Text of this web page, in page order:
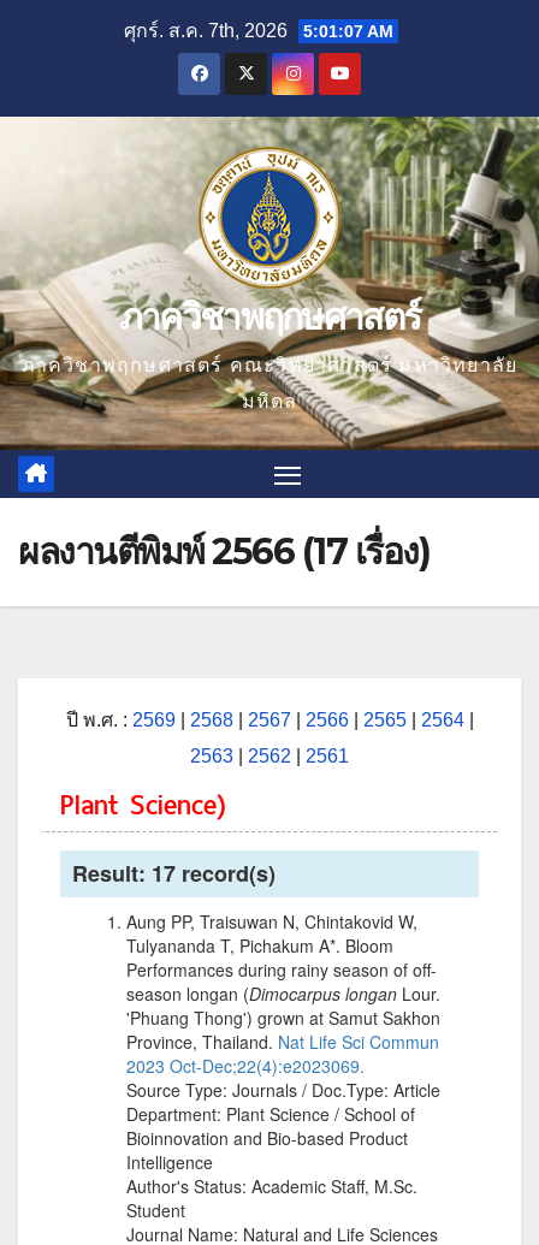
ศุกร์. ส.ค. 7th, 2026 5:01:08 AM
ภาควิชาพฤกษศาสตร์
ภาควิชาพฤกษศาสตร์ คณะวิทยาศาสตร์ มหาวิทยาลัย
มหิดล
ผลงานตีพิมพ์ 2566 (17 เรื่อง)
ปี พ.ศ. : 2569| 2568| 2567 2566| 2565 2564|
2563
2562 2561